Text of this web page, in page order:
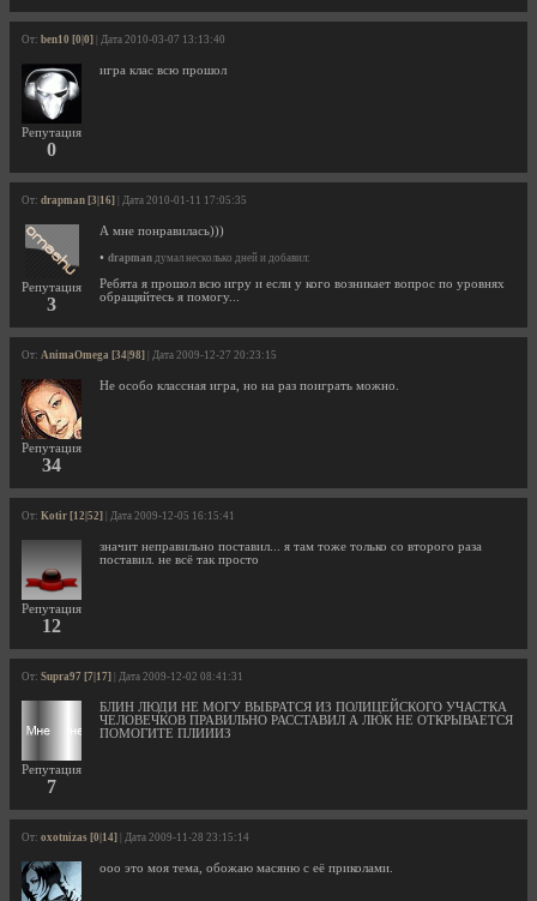
От: ben10 [0|0] | Дата 2010-03-07 13:13:40
Репутация
0
игра клас всю прошол
От: drapman [3|16] | Дата 2010-01-11 17:05:35
Репутация
3
А мне понравилась)))
• drapman думал несколько дней и добавил:
Ребята я прошол всю игру и если у кого возникает вопрос по уровнях
обращяйтесь я помогу...
От: AnimaOmega [34|98] | Дата 2009-12-27 20:23:15
Репутация
34
Не особо классная игра, но на раз поиграть можно.
От: Kotir [12|52] | Дата 2009-12-05 16:15:41
Репутация
12
значит неправильно поставил... я там тоже только со второго раза
поставил. не всё так просто
От: Supra97 [7|17] | Дата 2009-12-02 08:41:31
Репутация
7
БЛИН ЛЮДИ НЕ МОГУ ВЫБРАТСЯ ИЗ ПОЛИЦЕЙСКОГО УЧАСТКА
ЧЕЛОВЕЧКОВ ПРАВИЛЬНО РАССТАВИЛ А ЛЮК НЕ ОТКРЫВАЕТСЯ
ПОМОГИТЕ ПЛИИИЗ
От: oxotnizas [0|14] | Дата 2009-11-28 23:15:14
ооо это моя тема, обожаю масяню с её приколами.